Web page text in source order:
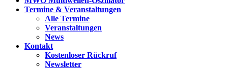
Termine & Veranstaltungen
Alle Termine
Veranstaltungen
News
Kontakt
Kostenloser Rückruf
Newsletter